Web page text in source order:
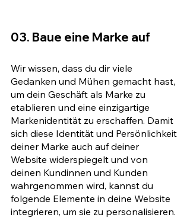
03. Baue eine Marke auf
Wir wissen, dass du dir viele
Gedanken und Mühen gemacht hast,
um dein Geschäft als Marke zu
etablieren und eine einzigartige
Markenidentität zu erschaffen. Damit
sich diese Identität und Persönlichkeit
deiner Marke auch auf deiner
Website widerspiegelt und von
deinen Kundinnen und Kunden
wahrgenommen wird, kannst du
folgende Elemente in deine Website
integrieren, um sie zu personalisieren.